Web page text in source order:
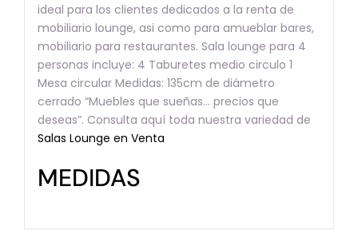
ideal para los clientes dedicados a la renta de
mobiliario lounge, asi como para amueblar bares,
mobiliario para restaurantes. Sala lounge para 4
personas incluye: 4 Taburetes medio circulo 1
Mesa circular Medidas: 135cm de diámetro
cerrado “Muebles que sueñas… precios que
deseas”. Consulta aquí toda nuestra variedad de
Salas Lounge en Venta
MEDIDAS